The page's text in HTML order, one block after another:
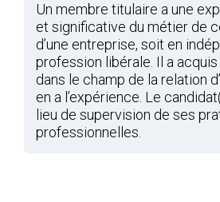
Un membre titulaire a une
et significative du métier de
d’une entreprise, soit en
profession libérale. Il a
dans le champ de la relation
en a l’expérience. Le
lieu de supervision de ses
professionnelles.